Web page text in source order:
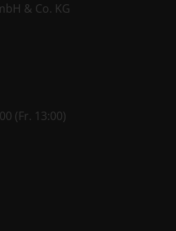
& Co. KG
(Fr. 13:00)